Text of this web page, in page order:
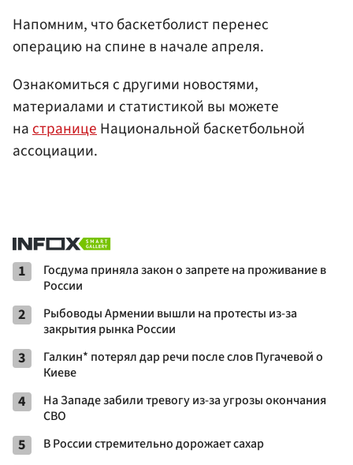
Напомним, что баскетболист перенес
операцию на спине в начале апреля.
Ознакомиться с другими новостями,
материалами и статистикой вы можете
на странице Национальной баскетбольной
ассоциации.
1
Госдума приняла закон о запрете на проживание в
России
2
Рыбоводы Армении вышли на протесты из-за
закрытия рынка России
3
Галкин* потерял дар речи после слов Пугачевой о
Киеве
4
На Западе забили тревогу из-за угрозы окончания
СВО
5 В России стремительно дорожает сахар